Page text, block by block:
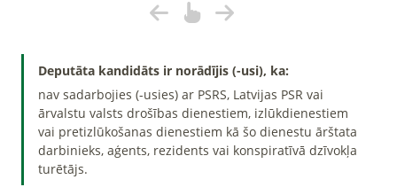
Deputāta kandidāts ir norādījis (-usi), ka:
nav sadarbojies (-usies) ar PSRS, Latvijas PSR vai
ārvalstu valsts drošības dienestiem, izlūkdienestiem
vai pretizlūkošanas dienestiem kā šo dienestu ārštata
darbinieks, aģents, rezidents vai konspiratīvā dzīvokļa
turētājs.